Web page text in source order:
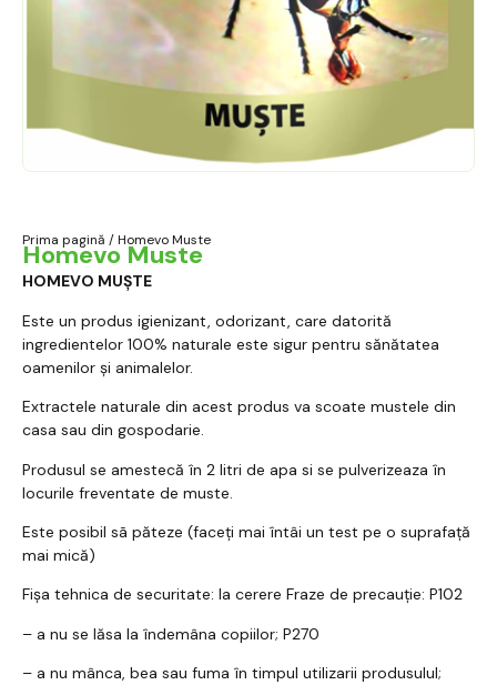
Prima pagină / Homevo Muste
Homevo Muste
HOMEVO MUȘTE
Este un produs igienizant, odorizant, care datorită
ingredientelor 100% naturale este sigur pentru sănătatea
oamenilor și animalelor.
Extractele naturale din acest produs va scoate mustele din
casa sau din gospodarie.
Produsul se amestecă în 2 litri de apa si se pulverizeaza în
locurile freventate de muste.
Este posibil sã păteze (faceți mai întâi un test pe o suprafață
mai mică)
Fișa tehnica de securitate: la cerere Fraze de precauție: P102
– a nu se lăsa la îndemâna copiilor; P270
– a nu mânca, bea sau fuma în timpul utilizarii produsulul;